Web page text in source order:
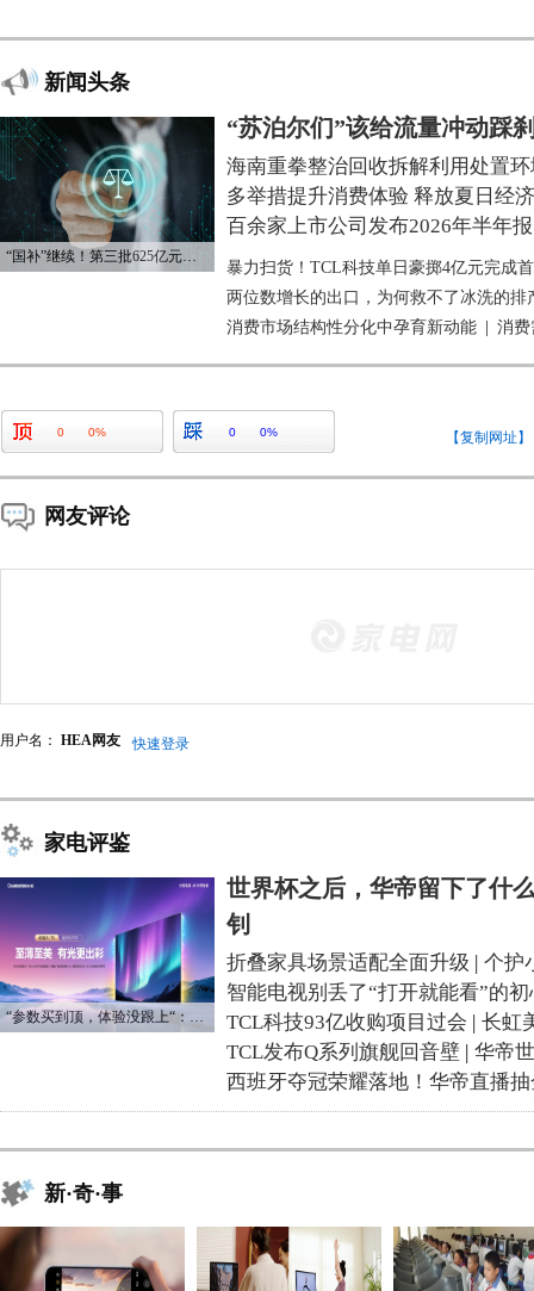
新闻头条
“国补”继续！第三批625亿元资金已下达
“苏泊尔们”该给流量冲动踩
海南重拳整治回收拆解利用处置
多举措提升消费体验 释放夏日经
百余家上市公司发布2026年半年报
暴力扫货！TCL科技单日豪掷4亿元完成
两位数增长的出口，为何救不了冰洗的排
消费市场结构性分化中孕育新动能
消费
0 0% 0 0% 【复制网址】
网友评论
用户名： HEA网友 快速登录
家电评鉴
“参数买到顶，体验没跟上“：长虹追光Q70S给高端电视打了个样
世界杯之后，华帝留下了什
钊
折叠家具场景适配全面升级 | 个护
智能电视别丢了“打开就能看”的初
TCL科技93亿收购项目过会 | 长虹
TCL发布Q系列旗舰回音壁 | 华帝
西班牙夺冠荣耀落地！华帝直播
新·奇·事